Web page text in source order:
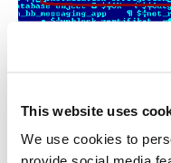
This website uses
We use cookies to
La situación con el nuevo
mucho más primitivo que
la situación ha cambiado y